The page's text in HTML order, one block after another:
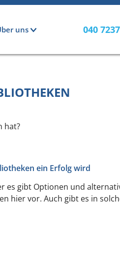
uns 040
hat?
ein Erfolg wird
gibt Optionen und
hier vor. Auch gibt es in